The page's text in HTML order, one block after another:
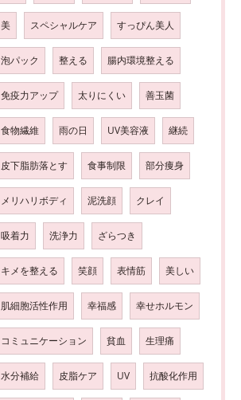
美 スペシャルケア すっぴん美人
泡パック 整える 腸内環境整える
免疫力アップ 太りにくい 善玉菌
食物繊維 雨の日 UV美容液 継続
皮下脂肪落とす 食事制限 部分痩身
メリハリボディ 泥洗顔 クレイ
吸着力 洗浄力 ざらつき
キメを整える 笑顔 表情筋 美しい
肌細胞活性作用 幸福感 幸せホルモン
コミュニケーション 貧血 生理痛
水分補給 皮脂ケア UV 抗酸化作用